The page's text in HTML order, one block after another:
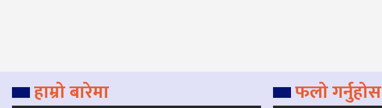
हाम्रो बारेमा फलो गर्नुहोस